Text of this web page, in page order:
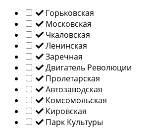
Горьковская
Московская
Чкаловская
Ленинская
Заречная
Двигатель Революции
Пролетарская
Автозаводская
Комсомольская
Кировская
Парк Культуры